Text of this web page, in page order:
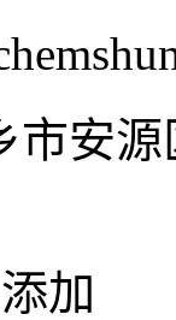
市安
加